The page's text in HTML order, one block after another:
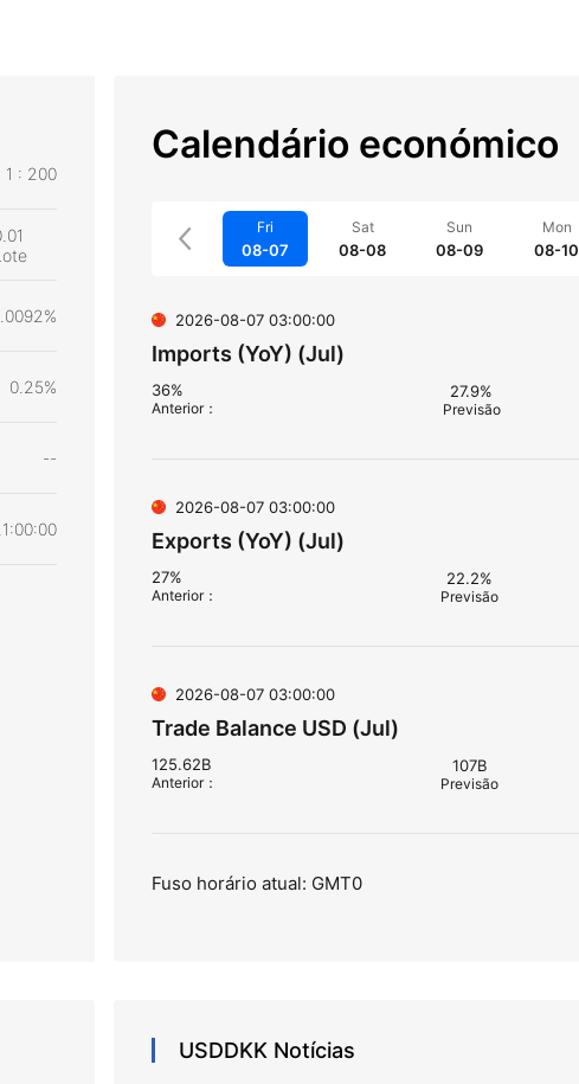
1 : 200
0.25%
--
Calendário económico
Fri
08-07
Sat
08-08
Sun
08-09
Mon
08-10
2026-08-07 03:00:00
Imports (YoY) (Jul)
36%
Anterior：
27.9%
Previsão
2026-08-07 03:00:00
Exports (YoY) (Jul)
27%
Anterior：
22.2%
Previsão
2026-08-07 03:00:00
Trade Balance USD (Jul)
125.62B
Anterior：
107B
Previsão
Fuso horário atual: GMT0
USDDKK Notícias